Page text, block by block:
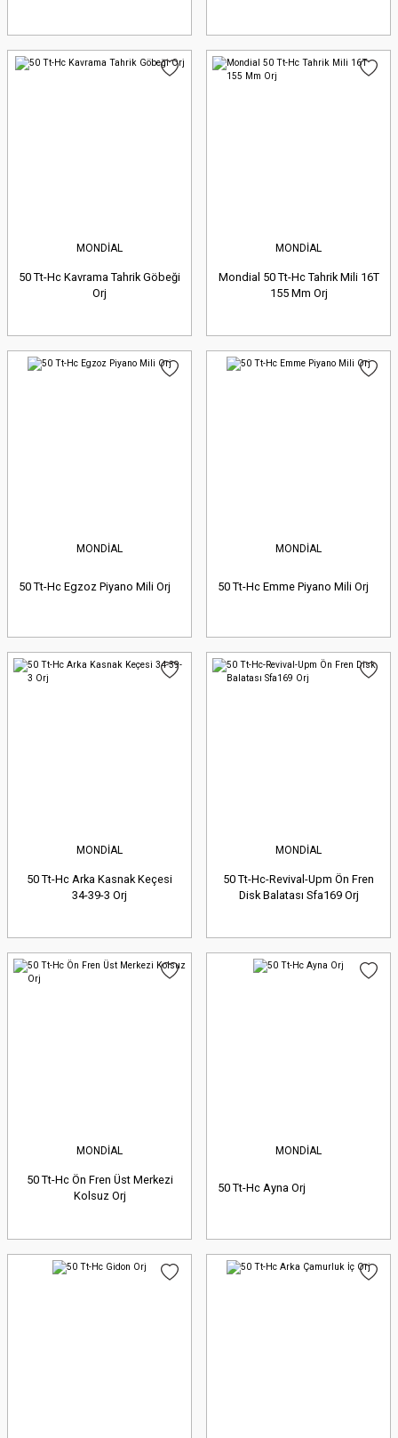
MONDİAL
50 Tt-Hc Kavrama Tahrik Göbeği
Orj
MONDİAL
Mondial 50 Tt-Hc Tahrik Mili 16T
155 Mm Orj
MONDİAL
50 Tt-Hc Egzoz Piyano Mili Orj
MONDİAL
50 Tt-Hc Emme Piyano Mili Orj
MONDİAL
50 Tt-Hc Arka Kasnak Keçesi
34-39-3 Orj
MONDİAL
50 Tt-Hc-Revival-Upm Ön Fren
Disk Balatası Sfa169 Orj
MONDİAL
50 Tt-Hc Ön Fren Üst Merkezi
Kolsuz Orj
MONDİAL
50 Tt-Hc Ayna Orj